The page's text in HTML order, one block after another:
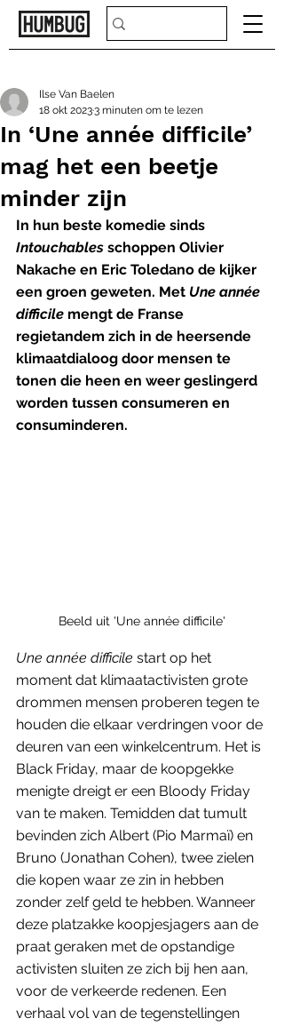
In ‘Une année difficile’
mag het een beetje
minder zijn
Ilse Van Baelen
18 okt 20233 minuten om te lezen
In hun beste komedie sinds
Intouchables schoppen Olivier
Nakache en Eric Toledano de kijker
een groen geweten. Met Une année
difficile mengt de Franse
regietandem zich in de heersende
klimaatdialoog door mensen te
tonen die heen en weer geslingerd
worden tussen consumeren en
consuminderen.
Beeld uit 'Une année difficile'
Une année difficile start op het
moment dat klimaatactivisten grote
drommen mensen proberen tegen te
houden die elkaar verdringen voor de
deuren van een winkelcentrum. Het is
Black Friday, maar de koopgekke
menigte dreigt er een Bloody Friday
van te maken. Temidden dat tumult
bevinden zich Albert (Pio Marmaï) en
Bruno (Jonathan Cohen), twee zielen
die kopen waar ze zin in hebben
zonder zelf geld te hebben. Wanneer
deze platzakke koopjesjagers aan de
praat geraken met de opstandige
activisten sluiten ze zich bij hen aan,
voor de verkeerde redenen. Een
verhaal vol van de tegenstellingen